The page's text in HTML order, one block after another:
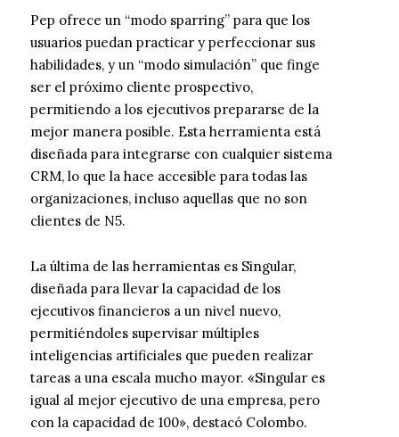
Pep ofrece un “modo sparring” para que los
usuarios puedan practicar y perfeccionar sus
habilidades, y un “modo simulación” que finge
ser el próximo cliente prospectivo,
permitiendo a los ejecutivos prepararse de la
mejor manera posible. Esta herramienta está
diseñada para integrarse con cualquier sistema
CRM, lo que la hace accesible para todas las
organizaciones, incluso aquellas que no son
clientes de N5.
La última de las herramientas es Singular,
diseñada para llevar la capacidad de los
ejecutivos financieros a un nivel nuevo,
permitiéndoles supervisar múltiples
inteligencias artificiales que pueden realizar
tareas a una escala mucho mayor. «Singular es
igual al mejor ejecutivo de una empresa, pero
con la capacidad de 100», destacó Colombo.